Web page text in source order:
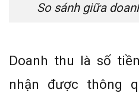
So sánh giữa
Doanh thu là số
nhận được thông